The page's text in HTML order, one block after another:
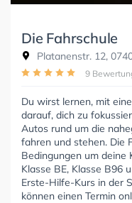
Die Fahrschule
Platanenstr. 12,
9
Du wirst lernen, mit
darauf, dich zu
Autos rund um die
fahren und stehen. Die
Bedingungen um deine
Klasse BE, Klasse B96
Erste-Hilfe-Kurs in der
können einen Termin